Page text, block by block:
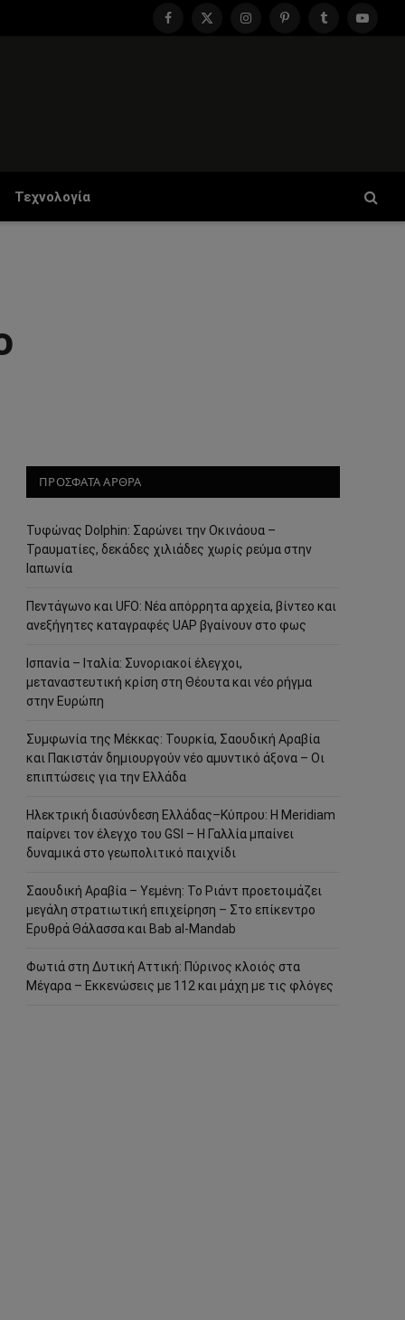
Facebook
X
InstagramPinterestTumblr
Τεχνολογία
ΠΡΟΣΦΑΤΑ ΑΡΘΡΑ
Τυφώνας Dolphin: Σαρώνει την Οκινάουα –
Τραυματίες, δεκάδες χιλιάδες χωρίς ρεύμα στην
Ιαπωνία
Πεντάγωνο και UFO: Νέα απόρρητα αρχεία, βίντεο και
ανεξήγητες καταγραφές UAP βγαίνουν στο φως
Ισπανία – Ιταλία: Συνοριακοί έλεγχοι,
μεταναστευτική κρίση στη Θέουτα και νέο ρήγμα
στην Ευρώπη
Συμφωνία της Μέκκας: Τουρκία, Σαουδική Αραβία
και Πακιστάν δημιουργούν νέο αμυντικό άξονα – Οι
επιπτώσεις για την Ελλάδα
Ηλεκτρική διασύνδεση Ελλάδας–Κύπρου: Η Meridiam
παίρνει τον έλεγχο του GSI – Η Γαλλία μπαίνει
δυναμικά στο γεωπολιτικό παιχνίδι
Σαουδική Αραβία – Υεμένη: Το Ριάντ προετοιμάζει
μεγάλη στρατιωτική επιχείρηση – Στο επίκεντρο
Ερυθρά Θάλασσα και Bab al-Mandab
Φωτιά στη Δυτική Αττική: Πύρινος κλοιός στα
Μέγαρα – Εκκενώσεις με 112 και μάχη με τις φλόγες